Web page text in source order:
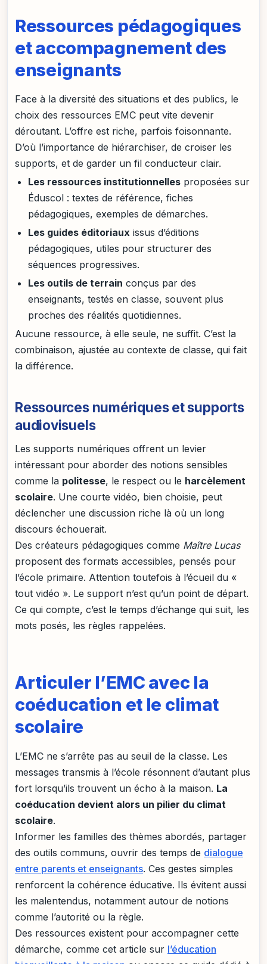
Ressources pédagogiques
et accompagnement des
enseignants
Face à la diversité des situations et des publics, le
choix des ressources EMC peut vite devenir
déroutant. L’offre est riche, parfois foisonnante.
D’où l’importance de hiérarchiser, de croiser les
supports, et de garder un fil conducteur clair.
Les ressources institutionnelles proposées sur
Éduscol : textes de référence, fiches
pédagogiques, exemples de démarches.
Les guides éditoriaux issus d’éditions
pédagogiques, utiles pour structurer des
séquences progressives.
Les outils de terrain conçus par des
enseignants, testés en classe, souvent plus
proches des réalités quotidiennes.
Aucune ressource, à elle seule, ne suffit. C’est la
combinaison, ajustée au contexte de classe, qui fait
la différence.
Ressources numériques et supports
audiovisuels
Les supports numériques offrent un levier
intéressant pour aborder des notions sensibles
comme la politesse, le respect ou le harcèlement
scolaire. Une courte vidéo, bien choisie, peut
déclencher une discussion riche là où un long
discours échouerait.
Des créateurs pédagogiques comme Maître Lucas
proposent des formats accessibles, pensés pour
l’école primaire. Attention toutefois à l’écueil du «
tout vidéo ». Le support n’est qu’un point de départ.
Ce qui compte, c’est le temps d’échange qui suit, les
mots posés, les règles rappelées.
Articuler l’EMC avec la
coéducation et le climat
scolaire
L’EMC ne s’arrête pas au seuil de la classe. Les
messages transmis à l’école résonnent d’autant plus
fort lorsqu’ils trouvent un écho à la maison. La
coéducation devient alors un pilier du climat
scolaire.
Informer les familles des thèmes abordés, partager
des outils communs, ouvrir des temps de dialogue
entre parents et enseignants. Ces gestes simples
renforcent la cohérence éducative. Ils évitent aussi
les malentendus, notamment autour de notions
comme l’autorité ou la règle.
Des ressources existent pour accompagner cette
démarche, comme cet article sur l’éducation